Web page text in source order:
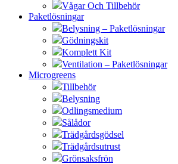
Vågar Och Tillbehör
Paketlösningar
Belysning – Paketlösningar
Gödningskit
Komplett Kit
Ventilation – Paketlösningar
Microgreens
Tillbehör
Belysning
Odlingsmedium
Sålådor
Trädgårdsgödsel
Trädgårdsutrust
Grönsaksfrön